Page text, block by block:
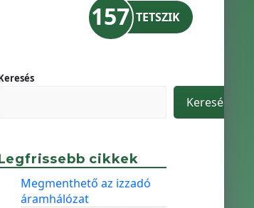
157 TETSZIK
Keresés
cikkek
Megmenthető az izzadó
áramhálózat